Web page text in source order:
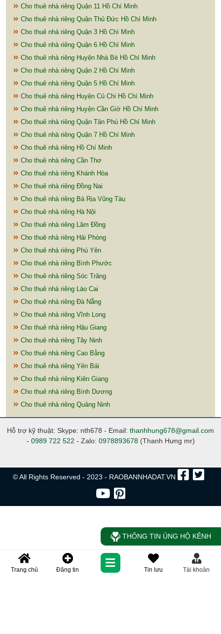
Cho thuê nhà riêng Quận 11 Hồ Chí Minh
Cho thuê nhà riêng Quận Thủ Đức Hồ Chí Minh
Cho thuê nhà riêng Quận 3 Hồ Chí Minh
Cho thuê nhà riêng Quận 6 Hồ Chí Minh
Cho thuê nhà riêng Huyện Nhà Bè Hồ Chí Minh
Cho thuê nhà riêng Quận 2 Hồ Chí Minh
Cho thuê nhà riêng Quận 5 Hồ Chí Minh
Cho thuê nhà riêng Huyện Củ Chi Hồ Chí Minh
Cho thuê nhà riêng Huyện Cần Giờ Hồ Chí Minh
Cho thuê nhà riêng Quận Tân Phú Hồ Chí Minh
Cho thuê nhà riêng Quận 7 Hồ Chí Minh
Cho thuê nhà riêng Hồ Chí Minh
Cho thuê nhà riêng Cần Thơ
Cho thuê nhà riêng Khánh Hòa
Cho thuê nhà riêng Đồng Nai
Cho thuê nhà riêng Bà Rịa Vũng Tàu
Cho thuê nhà riêng Hà Nội
Cho thuê nhà riêng Lâm Đồng
Cho thuê nhà riêng Hải Phòng
Cho thuê nhà riêng Phú Yên
Cho thuê nhà riêng Bình Phước
Cho thuê nhà riêng Sóc Trăng
Cho thuê nhà riêng Lào Cai
Cho thuê nhà riêng Đà Nẵng
Cho thuê nhà riêng Vĩnh Long
Cho thuê nhà riêng Hậu Giang
Cho thuê nhà riêng Tây Ninh
Cho thuê nhà riêng Cao Bằng
Cho thuê nhà riêng Yên Bái
Cho thuê nhà riêng Kiên Giang
Cho thuê nhà riêng Bình Dương
Cho thuê nhà riêng Quảng Ninh
Hỗ trợ kỹ thuật: Skype: nth678 - Email: thanhhung678@gmail.com
- 0989 722 522 - Zalo: 0978893678(Thanh Hưng mr)
© All Rights Reserved - 2023 - RAOBANNHADAT.VN
Trang chủ Đăng tin Tin lưu Tài khoản
THÔNG TIN ỦNG HỘ KÊNH